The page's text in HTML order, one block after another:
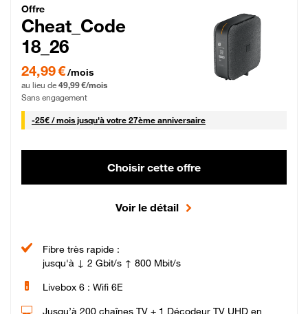
Cheat_Code Fibre_18_26
Offre
Cheat_Code
18_26
24,99 € par mois pendant 0 mois puis 49,99 € par mois, Sans engagement
24,99 €/mois
au lieu de 49,99 €/mois
Sans engagement
-25€ / mois25 € par mois
jusqu'à votre 27ème anniversaire
Choisir cette offre
Voir le détail
Fibre très rapide :
jusqu'à ↓ 2 Gbit/s ↑ 800 Mbit/s
Livebox 6 : Wifi 6E
Jusqu’à 200 chaînes TV + 1 Décodeur TV UHD en